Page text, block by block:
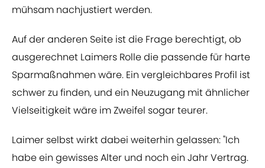
mühsam nachjustiert werden.
Auf der anderen Seite ist die Frage berechtigt, ob
ausgerechnet Laimers Rolle die passende für harte
Sparmaßnahmen wäre. Ein vergleichbares Profil ist
schwer zu finden, und ein Neuzugang mit ähnlicher
Vielseitigkeit wäre im Zweifel sogar teurer.
Laimer selbst wirkt dabei weiterhin gelassen: "Ich
habe ein gewisses Alter und noch ein Jahr Vertrag.